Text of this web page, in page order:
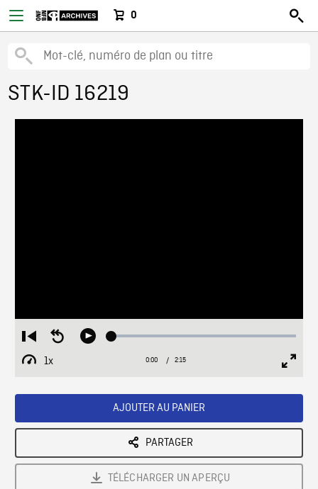
0
STK-ID 16219
Restart
from
beginning
Seek
Play Loaded:
1x
Playback
Current
0:00 / Duration
2:15
AJOUTER AU PANIER
PARTAGER
TÉLÉCHARGER UN APERÇU